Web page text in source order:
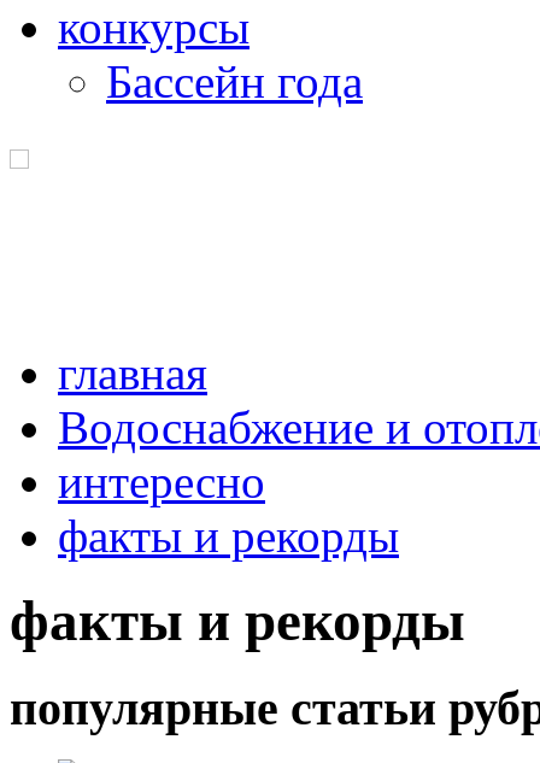
конкурсы
Бассейн года
главная
Водоснабжение и
интересно
факты и рекорды
факты и рекорды
популярные статьи